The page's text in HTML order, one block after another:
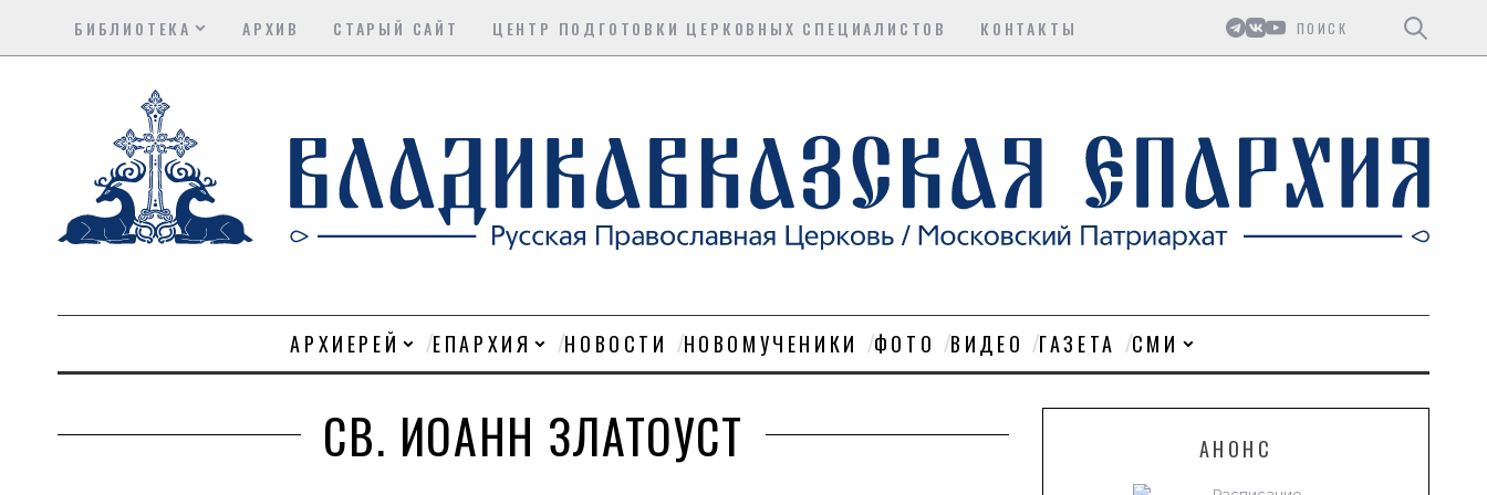
БИБЛИОТЕКА АРХИВ СТАРЫЙ САЙТ ЦЕНТР ПОДГОТОВКИ ЦЕРКОВНЫХ СПЕЦИАЛИСТОВ КОНТАКТЫ
АРХИЕРЕЙ ЕПАРХИЯ НОВОСТИ НОВОМУЧЕНИКИ ФОТО ВИДЕО ГАЗЕТА СМИ
АНОНС
СВ. ИОАНН ЗЛАТОУСТ